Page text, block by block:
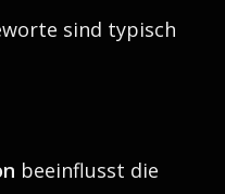
sind typisch
beeinflusst die